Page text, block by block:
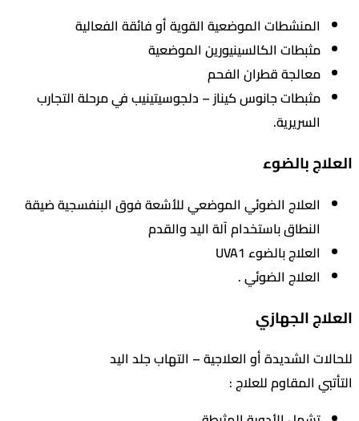
المنشطات الموضعية القوية أو فائقة الفعالية
مثبطات الكالسينيورين الموضعية
معالجة قطران الفحم
مثبطات جانوس كيناز – دلجوسيتينيب في مرحلة التجارب
السريرية.
بالضوء
العلاج الضوئي الموضعي للأشعة فوق البنفسجية ضيقة
النطاق باستخدام آلة اليد والقدم
العلاج بالضوء UVA1
العلاج الضوئي .
الجهازي
الشديدة أو العلاجية – التهاب جلد اليد
المقاوم للعلاج :